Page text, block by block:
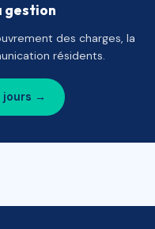
gestion
des charges, la
résidents.
jours →